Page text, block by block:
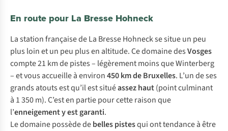
En route pour La Bresse Hohneck
La station française de La Bresse Hohneck se situe un peu
plus loin et un peu plus en altitude. Ce domaine desVosges
compte 21 km de pistes – légèrement moins que Winterberg
– et vous accueille à environ450 km de Bruxelles. L’un de ses
grands atouts est qu’il est situéassez haut(point culminant
à 1 350 m). C’est en partie pour cette raison que
l’enneigement y est garanti.
Le domaine possède debelles pistesqui ont tendance à être